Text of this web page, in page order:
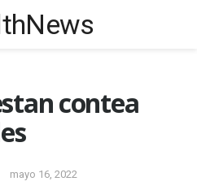
contea
mayo 16, 2022